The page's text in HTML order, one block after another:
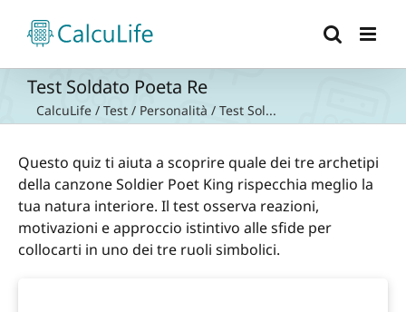
contenuto
Test Soldato Poeta Re
CalcuLife / Test / Personalità / Test Sol...
Questo quiz ti aiuta a scoprire quale dei tre archetipi
della canzone Soldier Poet King rispecchia meglio la
tua natura interiore. Il test osserva reazioni,
motivazioni e approccio istintivo alle sfide per
collocarti in uno dei tre ruoli simbolici.